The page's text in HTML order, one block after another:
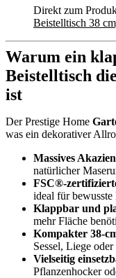
Direkt zum
Beistelltisch 38
Warum ein
Beistelltisch
ist
Der Prestige Home
was ein dekorativer
Massives
natürlicher
FSC®-
ideal für
Klappbar und
mehr Fläche
Kompakter 38-
Sessel, Liege
Vielseitig
Pflanzenhocker